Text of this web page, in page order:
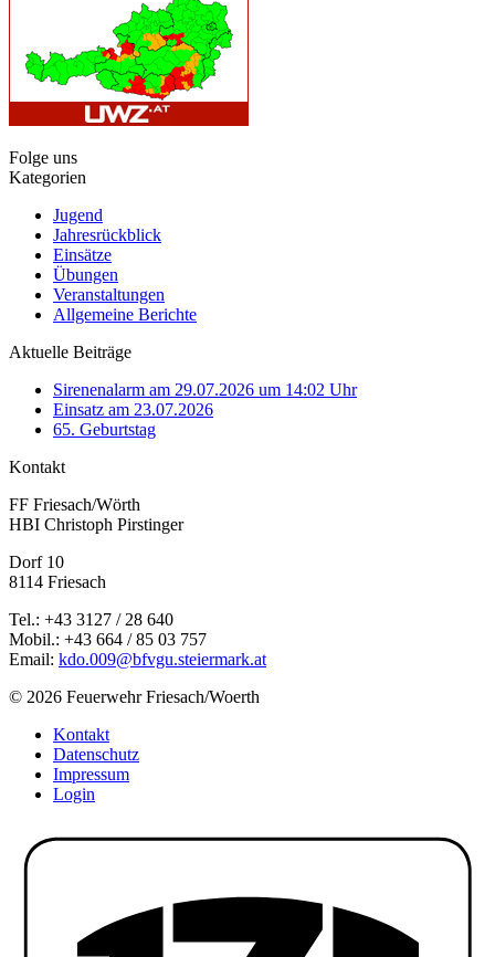
Folge uns
Kategorien
Jugend
Jahresrückblick
Einsätze
Übungen
Veranstaltungen
Allgemeine Berichte
Aktuelle Beiträge
Sirenenalarm am 29.07.2026 um 14:02 Uhr
Einsatz am 23.07.2026
65. Geburtstag
Kontakt
FF Friesach/Wörth
HBI Christoph Pirstinger
Dorf 10
8114 Friesach
Tel.: +43 3127 / 28 640
Mobil.: +43 664 / 85 03 757
Email: kdo.009@bfvgu.steiermark.at
© 2026 Feuerwehr Friesach/Woerth
Kontakt
Datenschutz
Impressum
Login